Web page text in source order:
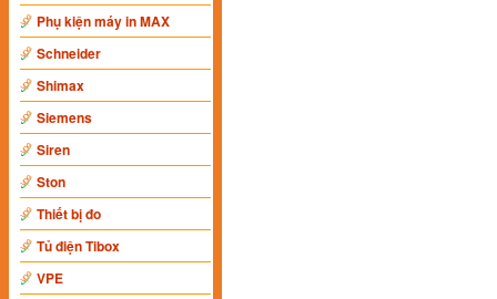
Phụ kiện máy in MAX
Schneider
Shimax
Siemens
Siren
Ston
Thiết bị đo
Tủ điện Tibox
VPE